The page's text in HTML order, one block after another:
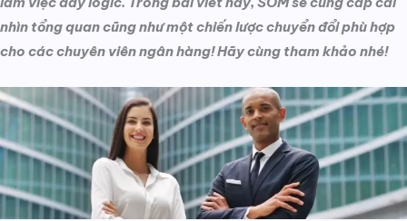
nhìn tổng quan cũng như một chiến lược chuyển đổi phù hợp
cho các chuyên viên ngân hàng! Hãy cùng tham khảo nhé!